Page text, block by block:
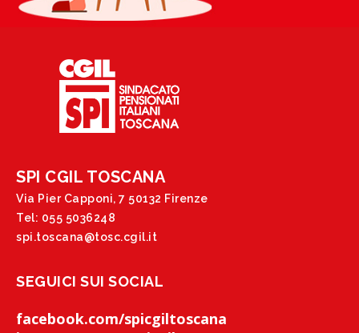
SPI CGIL TOSCANA
Via Pier Capponi, 7 50132 Firenze
Tel: 055 5036248
spi.toscana@tosc.cgil.it
SEGUICI SUI SOCIAL
facebook.com/spicgiltoscana